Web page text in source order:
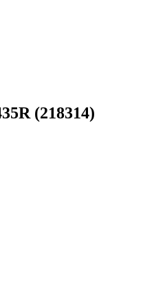
(218314)